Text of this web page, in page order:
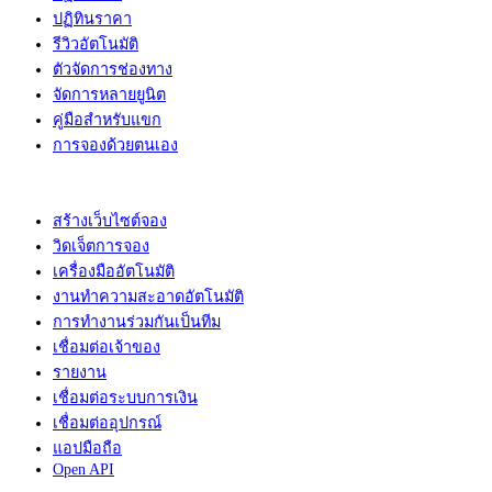
ปฏิทินราคา
รีวิวอัตโนมัติ
ตัวจัดการช่องทาง
จัดการหลายยูนิต
คู่มือสำหรับแขก
การจองด้วยตนเอง
สร้างเว็บไซต์จอง
วิดเจ็ตการจอง
เครื่องมืออัตโนมัติ
งานทำความสะอาดอัตโนมัติ
การทำงานร่วมกันเป็นทีม
เชื่อมต่อเจ้าของ
รายงาน
เชื่อมต่อระบบการเงิน
เชื่อมต่ออุปกรณ์
แอปมือถือ
Open API